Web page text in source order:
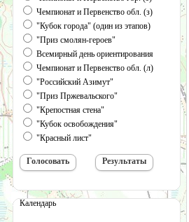
Чемпионат и Первенство обл. (з)
"Кубок города" (один из этапов)
"Приз смолян-героев"
Всемирный день ориентирования
Чемпионат и Первенство обл. (л)
"Российский Азимут"
"Приз Пржевальского"
"Крепостная стена"
"Кубок освобождения"
"Красный лист"
Календарь